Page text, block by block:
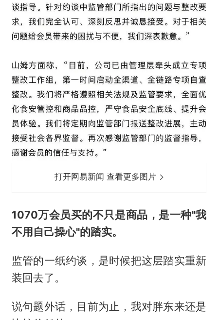
打开网易新闻 查看更多图片
1070万会员买的不只是商品，是一种"我
不用自己操心"的踏实。
监管的一纸约谈，是时候把这层踏实重新
装回去了。
说句题外话，目前为止，我对胖东来还是